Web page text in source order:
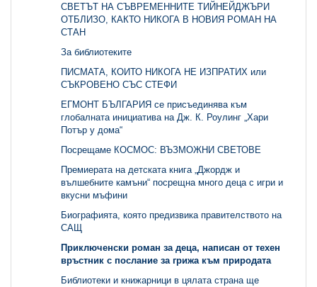
СВЕТЪТ НА СЪВРЕМЕННИТЕ ТИЙНЕЙДЖЪРИ
ОТБЛИЗО, КАКТО НИКОГА В НОВИЯ РОМАН НА
СТАН
За библиотеките
ПИСМАТА, КОИТО НИКОГА НЕ ИЗПРАТИХ или
СЪКРОВЕНО СЪС СТЕФИ
ЕГМОНТ БЪЛГАРИЯ се присъединява към
глобалната инициатива на Дж. К. Роулинг „Хари
Потър у дома“
Посрещаме КОСМОС: ВЪЗМОЖНИ СВЕТОВЕ
Премиерата на детската книга „Джордж и
вълшебните камъни“ посрещна много деца с игри и
вкусни мъфини
Биографията, която предизвика правителството на
САЩ
Приключенски роман за деца, написан от техен
връстник с послание за грижа към природата
Библиотеки и книжарници в цялата страна ще